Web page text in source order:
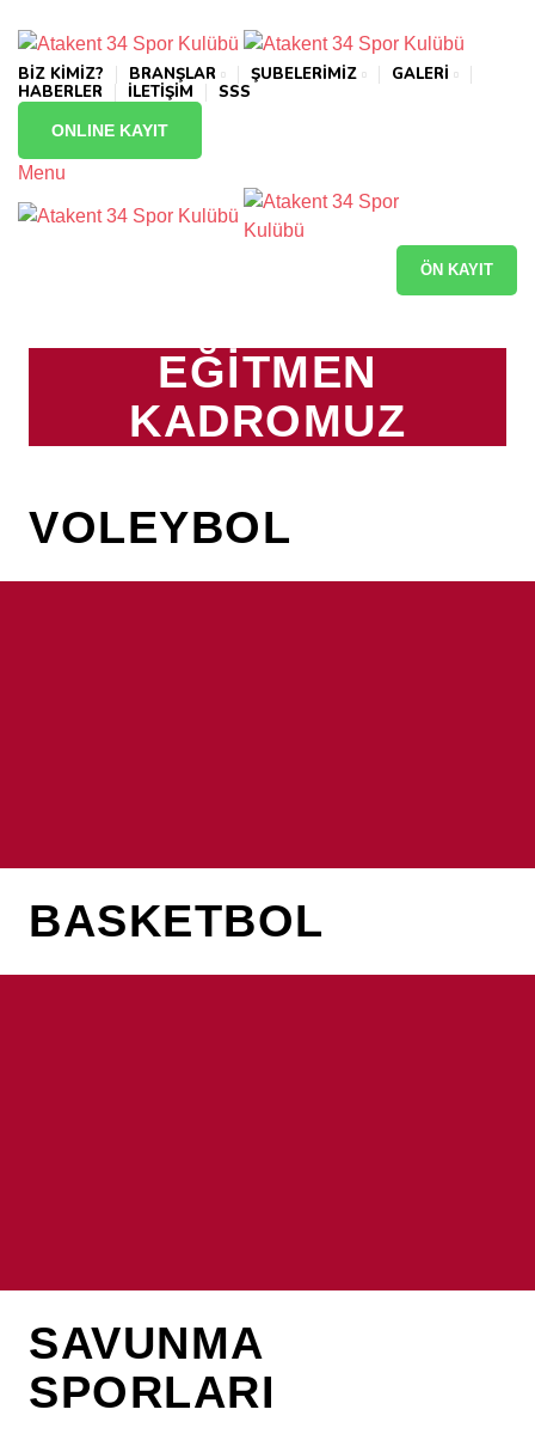
BİZ KİMİZ? BRANŞLAR ŞUBELERİMİZ
GALERİ
HABERLER
İLETİŞİM SSS
ONLINE KAYIT
Menu
ÖN KAYIT
EĞİTMEN
KADROMUZ
VOLEYBOL
BASKETBOL
SAVUNMA
SPORLARI